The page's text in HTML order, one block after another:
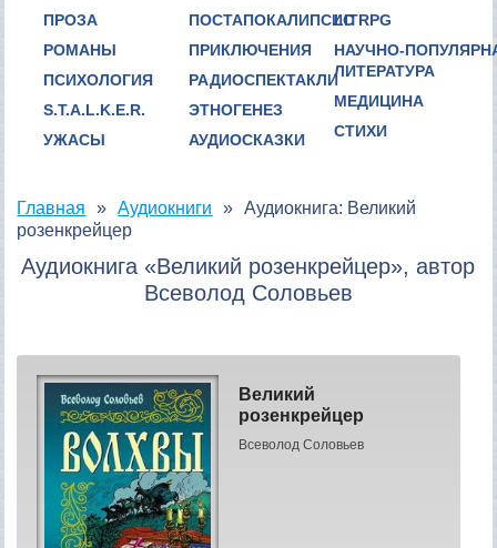
ПРОЗА
РОМАНЫ
ПСИХОЛОГИЯ
S.T.A.L.K.E.R.
УЖАСЫ
ПОСТАПОКАЛИПСИС
ПРИКЛЮЧЕНИЯ
РАДИОСПЕКТАКЛИ
ЭТНОГЕНЕЗ
АУДИОСКАЗКИ
LITRPG
НАУЧНО-
ЛИТЕРАТУРА
МЕДИЦИНА
СТИХИ
Главная Аудиокниги
Аудиокнига: Великий
розенкрейцер
Аудиокнига «Великий розенкрейцер», автор
Всеволод Соловьев
Великий
розенкрейцер
Всеволод Соловьев